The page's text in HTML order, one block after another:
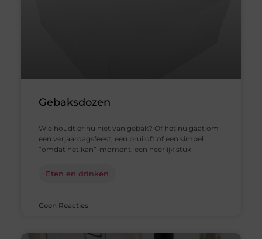
Gebaksdozen
Wie houdt er nu niet van gebak? Of het nu gaat om
een verjaardagsfeest, een bruiloft of een simpel
“omdat het kan”-moment, een heerlijk stuk
Eten en drinken
Geen Reacties